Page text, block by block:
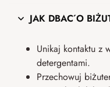
JAK DBAĆ O
Unikaj kontaktu z
detergentami.
Przechowuj